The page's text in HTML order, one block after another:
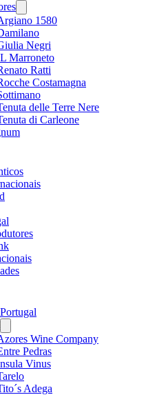
menu1580
Negri
Marroneto
Ratti
Costamagna
delle Terre Nere
di Carleone
menu Wine Company
Pedras
Vinus
Adega